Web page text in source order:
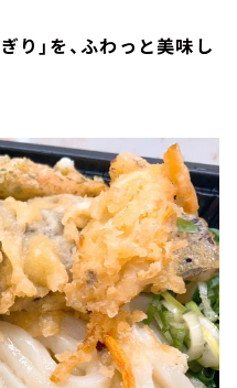
り」を、ふわっと美味し